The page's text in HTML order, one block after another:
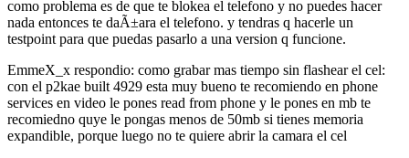
como problema es de que te blokea el telefono y no puedes hacer
nada entonces te daÃ±ara el telefono. y tendras q hacerle un
testpoint para que puedas pasarlo a una version q funcione.
EmmeX_x respondio: como grabar mas tiempo sin flashear el cel:
con el p2kae built 4929 esta muy bueno te recomiendo en phone
services en video le pones read from phone y le pones en mb te
recomiedno quye le pongas menos de 50mb si tienes memoria
expandible, porque luego no te quiere abrir la camara el cel